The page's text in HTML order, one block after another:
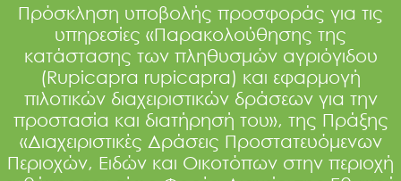
Πρόσκληση υποβολής προσφοράς για τις
υπηρεσίες «Παρακολούθησης της
κατάστασης των πληθυσμών αγριόγιδου
(Rupicapra rupicapra) και εφαρμογή
πιλοτικών διαχειριστικών δράσεων για την
προστασία και διατήρησή του», της Πράξης
«Διαχειριστικές Δράσεις Προστατευόμενων
Περιοχών, Ειδών και Οικοτόπων στην περιοχή